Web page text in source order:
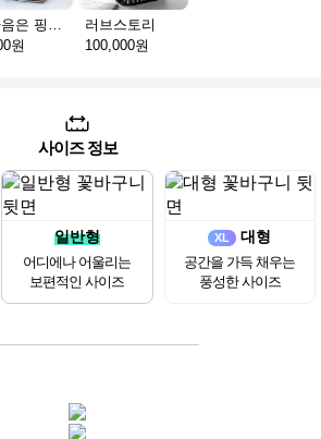
원
러브스토리
100,000원
사이즈 정보
일반형
어디에나 어울리는
보편적인 사이즈
XL 대형
공간을 가득 채우는
풍성한 사이즈